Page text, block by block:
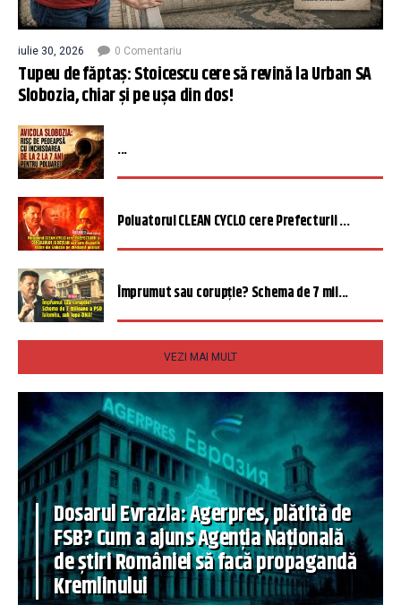
iulie 30, 2026 0 Comentariu
Tupeu de făptaș: Stoicescu cere să revină la Urban SA
Slobozia, chiar și pe ușa din dos!
...
Poluatorul CLEAN CYCLO cere Prefecturii ...
Împrumut sau corupție? Schema de 7 mil...
VEZI MAI MULT
Dosarul Evrazia: Agerpres, plătită de
FSB? Cum a ajuns Agenția Națională
de știri României să facă propagandă
Kremlinului